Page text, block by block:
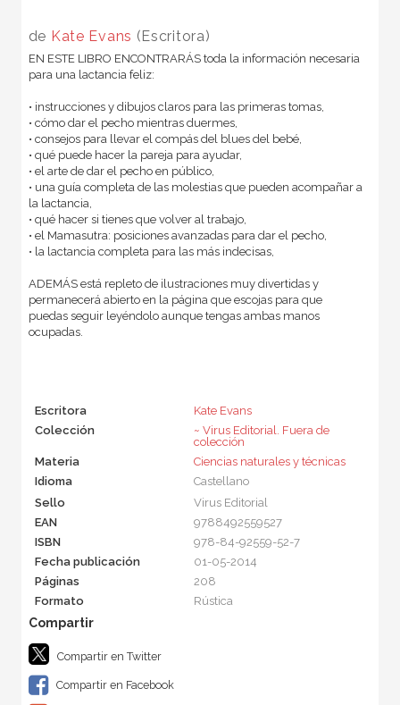
de Kate Evans (Escritora)
EN ESTE LIBRO ENCONTRARÁS toda la información necesaria
para una lactancia feliz:
• instrucciones y dibujos claros para las primeras tomas,
• cómo dar el pecho mientras duermes,
• consejos para llevar el compás del blues del bebé,
• qué puede hacer la pareja para ayudar,
• el arte de dar el pecho en público,
• una guía completa de las molestias que pueden acompañar a
la lactancia,
• qué hacer si tienes que volver al trabajo,
• el Mamasutra: posiciones avanzadas para dar el pecho,
• la lactancia completa para las más indecisas,
ADEMÁS está repleto de ilustraciones muy divertidas y
permanecerá abierto en la página que escojas para que
puedas seguir leyéndolo aunque tengas ambas manos
ocupadas.
Escritora
Kate Evans
Colección
~ Virus Editorial. Fuera de
colección
Materia
Ciencias naturales y técnicas
Idioma
Castellano
Sello
Virus Editorial
EAN
9788492559527
ISBN
978-84-92559-52-7
Fecha publicación
01-05-2014
Páginas
208
Formato
Rústica
Compartir en Twitter
Compartir en Facebook